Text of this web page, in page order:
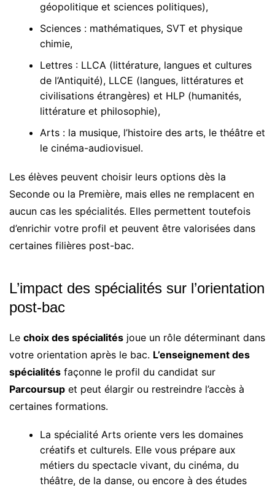
géopolitique et sciences politiques),
Sciences : mathématiques, SVT et physique
chimie,
Lettres : LLCA (littérature, langues et cultures
de l’Antiquité), LLCE (langues, littératures et
civilisations étrangères) et HLP (humanités,
littérature et philosophie),
Arts : la musique, l’histoire des arts, le théâtre et
le cinéma-audiovisuel.
Les élèves peuvent choisir leurs options dès la
Seconde ou la Première, mais elles ne remplacent en
aucun cas les spécialités. Elles permettent toutefois
d’enrichir votre profil et peuvent être valorisées dans
certaines filières post-bac.
L’impact des spécialités sur l’orientation
post-bac
Le choix des spécialités joue un rôle déterminant dans
votre orientation après le bac. L’enseignement des
spécialités façonne le profil du candidat sur
Parcoursup et peut élargir ou restreindre l’accès à
certaines formations.
La spécialité Arts oriente vers les domaines
créatifs et culturels. Elle vous prépare aux
métiers du spectacle vivant, du cinéma, du
théâtre, de la danse, ou encore à des études